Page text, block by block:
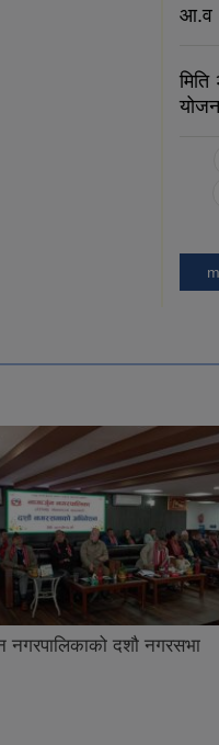
आ.व
नगरपालिकाको दशौ नगरसभा